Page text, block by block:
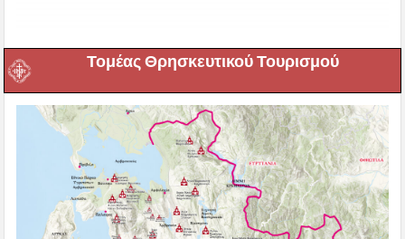
Τομέας Θρησκευτικού Τουρισμού